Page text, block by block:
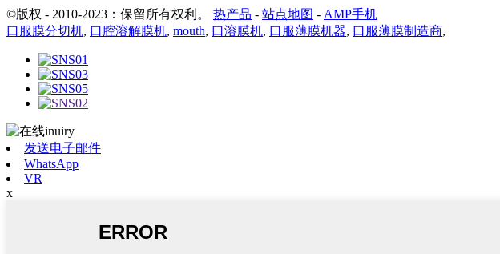
©版权 - 2010-2023：保留所有权利。 热产品 - 站点地图 - AMP手机
口服膜分切机, 口腔溶解膜机, mouth, 口溶膜机, 口服薄膜机器, 口服薄膜制造商,
发送电子邮件
WhatsApp
VR
x